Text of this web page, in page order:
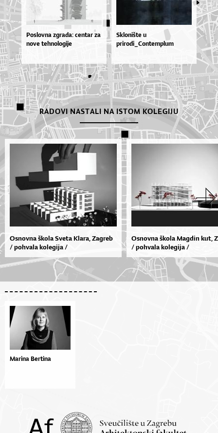
Po­slov­na zgra­da: cen­tar za
no­ve teh­no­lo­gi­je
Sklonište u
prirodi_Contemplum
RADOVI NASTALI NA ISTOM KOLEGIJU
Osnovna škola Sveta Klara, Zagreb
/ pohvala kolegija /
Osnovna škola Magdin kut,
/ pohvala kolegija /
Marina Bertina